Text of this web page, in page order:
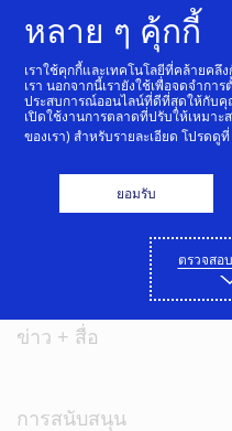
เกี่ยวกับ Visa
ข่าว + สื่อ
การสนับสนุน
หลาย ๆ คุ้กกี้
เราใช้คุกกี้และเทคโนโลยีที่คล้ายคลึ
เรา นอกจากนี้เรายังใช้เพื่อจดจำก
ประสบการณ์ออนไลน์ที่ดีที่สุดให้กับคุ
เปิดใช้งานการตลาดที่ปรับให้เหมา
ของเรา) สำหรับรายละเอียด โปรดดู
ยอมรับ
ตรวจสอ